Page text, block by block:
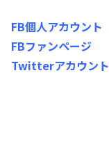
FB個人アカウント
FBファンページ
Twitterアカウント